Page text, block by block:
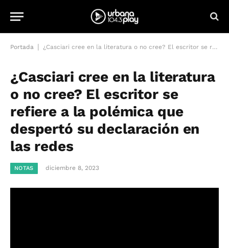
Portada ¿Casciari cree en la literatura o no cree? El escritor se refiere a la polémica que despertó su declaración en las redes
¿Casciari cree en la literatura
o no cree? El escritor se
refiere a la polémica que
despertó su declaración en
las redes
NOTAS diciembre 8, 2023